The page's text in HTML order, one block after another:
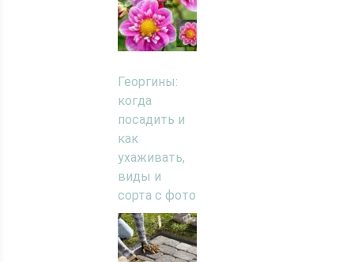
Георгины:
когда
посадить и
как
ухаживать,
виды и
сорта с фото